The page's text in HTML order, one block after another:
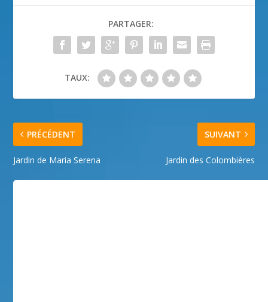
PARTAGER:
TAUX:
PRÉCÉDENT
Jardin de Maria Serena
SUIVANT
Jardin des Colombières